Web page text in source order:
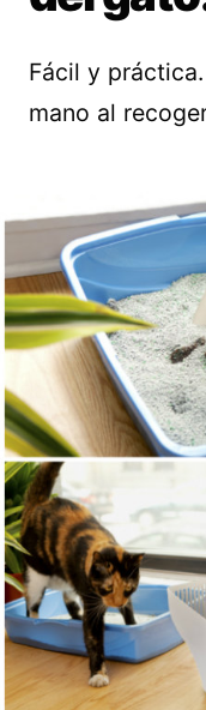
Fácil y
mano al